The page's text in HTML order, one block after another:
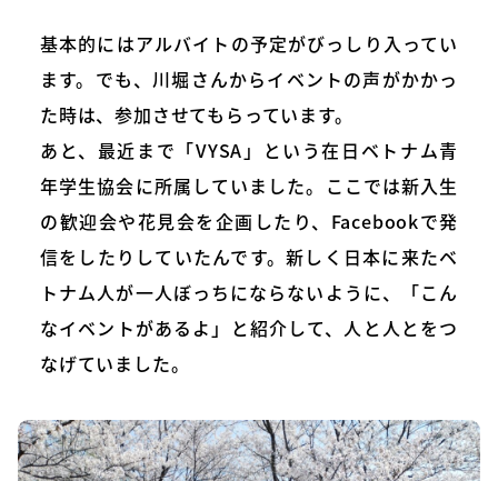
基本的にはアルバイトの予定がびっしり入ってい
ます。でも、川堀さんからイベントの声がかかっ
た時は、参加させてもらっています。
あと、最近まで「VYSA」という在日ベトナム青
年学生協会に所属していました。ここでは新入生
の歓迎会や花見会を企画したり、Facebookで発
信をしたりしていたんです。新しく日本に来たベ
トナム人が一人ぼっちにならないように、「こん
なイベントがあるよ」と紹介して、人と人とをつ
なげていました。